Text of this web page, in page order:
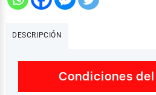
DESCRIPCIÓN
Condiciones